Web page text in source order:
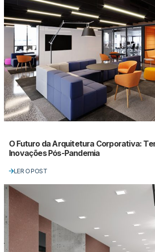
O Futuro da Arquitetura Corporativa:
Inovações Pós-Pandemia
LER O POST